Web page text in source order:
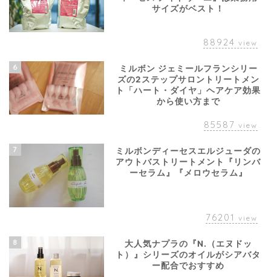
サイズがベスト！
88924 view
6
ミルボン ジェミールフランシリー
ズの2ステップサロントリートメン
ト「ハート・ダイヤ」ヘアケア効果
から使い方まで
85587 view
7
ミルボンディーセスエルジューダの
アウトバストリートメント『リンバ
ーセラム』『メロウセラム』
76201 view
8
大人気ナプラの『N.（エヌドッ
ト）』シリーズのオイルがシアバタ
ー配合でおすすめ